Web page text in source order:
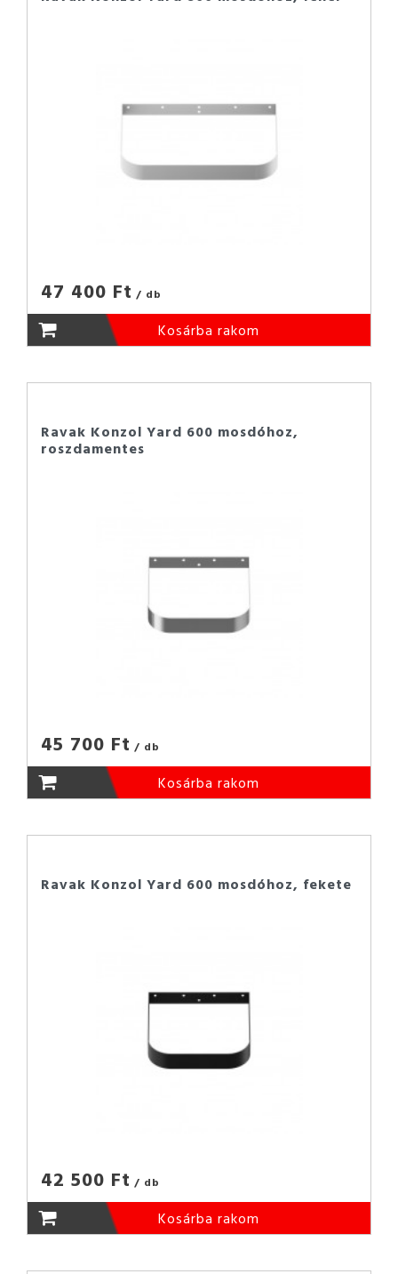
47 400 Ft / db
Kosárba rakom
Ravak Konzol Yard 600 mosdóhoz,
roszdamentes
45 700 Ft / db
Kosárba rakom
Ravak Konzol Yard 600 mosdóhoz, fekete
42 500 Ft / db
Kosárba rakom